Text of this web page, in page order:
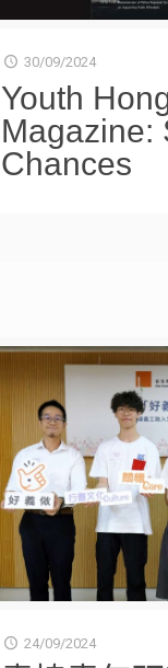
30/09/2024
Youth
Magazine:
Chances
24/09/2024